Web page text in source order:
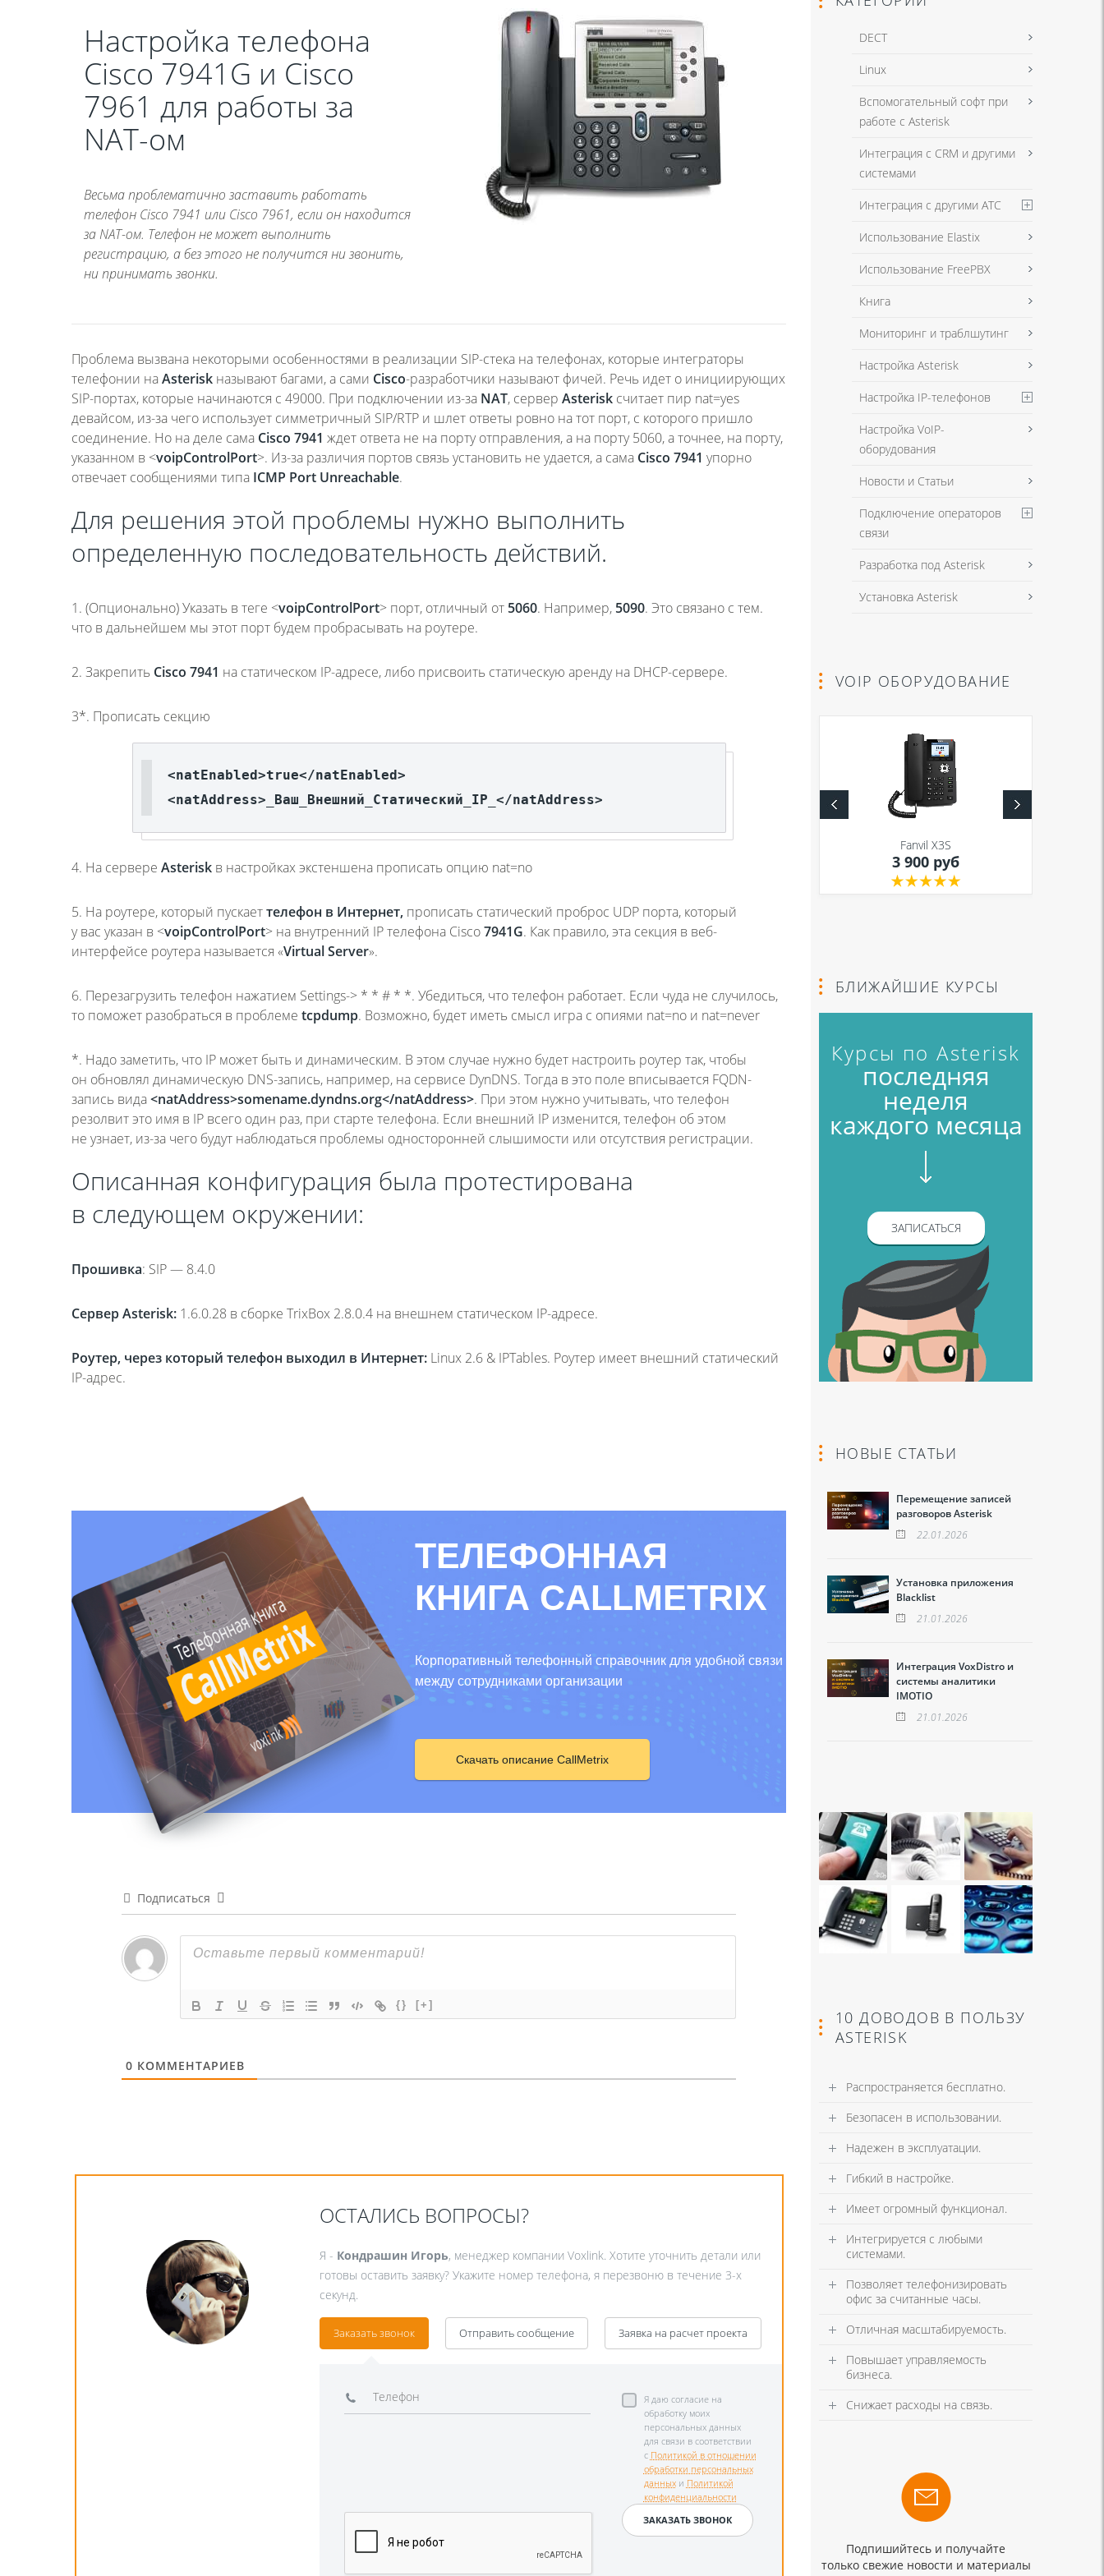
Настройка телефона
Cisco 7941G и Cisco
7961 для работы за
NAT-ом
Весьма проблематично заставить работать
телефон Cisco 7941 или Cisco 7961, если он находится
за NAT-ом. Телефон не может выполнить
регистрацию, а без этого не получится ни звонить,
ни принимать звонки.
Проблема вызвана некоторыми особенностями в реализации SIP-стека на телефонах, которые интеграторы
телефонии наAsterisk называют багами, а сами Cisco-разработчики называют фичей. Речь идет о инициирующих
SIP-портах, которые начинаются с 49000. При подключении из-за NAT, сервер Asterisk считает пир nat=yes
девайсом, из-за чего использует симметричный SIP/RTP и шлет ответы ровно на тот порт, с которого пришло
соединение. Но на деле сама Cisco 7941 ждет ответа не на порту отправления, а на порту 5060, а точнее, на порту,
указанном в <voipControlPort>. Из-за различия портов связь установить не удается, а сама Cisco 7941 упорно
отвечает сообщениями типа ICMP Port Unreachable.
Для решения этой проблемы нужно выполнить
определенную последовательность действий.
1. (Опционально) Указать в теге <voipControlPort> порт, отличный от 5060. Например, 5090. Это связано с тем.
что в дальнейшем мы этот порт будем пробрасывать на роутере.
2. Закрепить Cisco 7941 на статическом IP-адресе, либо присвоить статическую аренду на DHCP-сервере.
3*. Прописать секцию
<natEnabled>true</natEnabled>
<natAddress>_Ваш_Внешний_Статический_IP_</natAddress>
4. На сервере Asterisk в настройках экстеншена прописать опцию nat=no
5. На роутере, который пускаеттелефон в Интернет, прописать статический проброс UDP порта, который
у вас указан в <voipControlPort> на внутренний IP телефона Cisco7941G. Как правило, эта секция в веб-
интерфейсе роутера называется «Virtual Server».
6. Перезагрузить телефон нажатием Settings-> * * # * *. Убедиться, что телефон работает. Если чуда не случилось,
то поможет разобраться в проблеме tcpdump. Возможно, будет иметь смысл игра с опиями nat=no и nat=never
*. Надо заметить, что IP может быть и динамическим. В этом случае нужно будет настроить роутер так, чтобы
он обновлял динамическую DNS-запись, например, на сервисе DynDNS. Тогда в это поле вписывается FQDN-
запись вида<natAddress>somename.dyndns.org</natAddress>. При этом нужно учитывать, что телефон
резолвит это имя в IP всего один раз, при старте телефона. Если внешний IP изменится, телефон об этом
не узнает, из-за чего будут наблюдаться проблемы односторонней слышимости или отсутствия регистрации.
Описанная конфигурация была протестирована
в следующем окружении:
Прошивка: SIP — 8.4.0
Сервер Asterisk: 1.6.0.28 в сборке TrixBox 2.8.0.4 на внешнем статическом IP-адресе.
Роутер, через который телефон выходил в Интернет: Linux 2.6 & IPTables. Роутер имеет внешний статический
IP-адрес.
ТЕЛЕФОННАЯ
КНИГА CALLMETRIX
Корпоративный телефонный справочник для удобной связи
между сотрудниками организации
Скачать описание CallMetrix
Подписаться
{} [+]
0 КОММЕНТАРИЕВ
ОСТАЛИСЬ ВОПРОСЫ?
Я - Кондрашин Игорь, менеджер компании Voxlink. Хотите уточнить детали или
готовы оставить заявку? Укажите номер телефона, я перезвоню в течение 3-х
секунд.
Заказать звонок
Я даю согласие на
обработку моих
персональных данных
для связи в соответствии
с Политикой в отношении
обработки персональных
данныхи Политикой
конфиденциальности
Отправить сообщение Заявка на расчет проекта
DECT
Linux
Вспомогательный софт при
работе с Asterisk
Интеграция с CRM и другими
системами
Интеграция с другими АТС
Использование Elastix
Использование FreePBX
Книга
Мониторинг и траблшутинг
Настройка Asterisk
Настройка IP-телефонов
Настройка VoIP-
оборудования
Новости и Статьи
Подключение операторов
связи
Разработка под Asterisk
Установка Asterisk
VOIP ОБОРУДОВАНИЕ
Fanvil X3S
Fanvil X3S
3 900 руб
БЛИЖАЙШИЕ КУРСЫ
Курсы по Asterisk
последняя
неделя
каждого месяца
ЗАПИСАТЬСЯ
НОВЫЕ СТАТЬИ
Перемещение записей
разговоров Asterisk
22.01.2026
Установка приложения
Blacklist
21.01.2026
Интеграция VoxDistro и
системы аналитики
IMOTIO
21.01.2026
10 ДОВОДОВ В ПОЛЬЗУ
ASTERISK
Распространяется бесплатно.
Безопасен в использовании.
Надежен в эксплуатации.
Гибкий в настройке.
Имеет огромный функционал.
Интегрируется с любыми
системами.
Позволяет телефонизировать
офис за считанные часы.
Отличная масштабируемость.
Повышает управляемость
бизнеса.
Снижает расходы на связь.
Подпишийтесь и получайте
только свежие новости и материалы